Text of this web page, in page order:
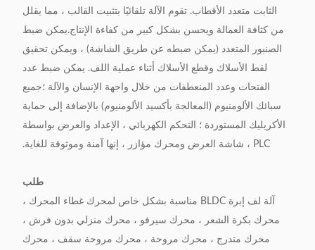
الثابت متعدد الأقطاب. تقوم الآلة تلقائيًا بتثبيت القالب ، مما يقلل
من كثافة العمالة ويحسن بشكل كبير من كفاءة الإنتاج.يمكن ضبط
الصنبور المتعدد (يمكن ضبطه عن طريق الشاشة) ، ويمكن تحقيق
لقط الأسلاك وقطع الأسلاك أثناء عملية اللف. يمكن ضبط عدد
الفتحات وعدد المنعطفات من خلال واجهة الإنسان والآلة ؛جميع
سبائك الألومنيوم (المعالجة بأكسيد الألومنيوم) بالإضافة إلى حماية
الأكريليك المستوردة ؛ التحكم الكهربائي ، الإعداد والعرض بواسطة
PLC ، شاشة العرض ومحرك مؤازر ، إنها آمنة وموثوقة للغاية.
طلب
آلة لف إبرة BLDC مناسبة بشكل خاص لمحرك غطاء المحرك ،
محرك بكرة الشعر ، محرك سيرفو ، محرك منزلي بدون فرش ،
محرك متدرج ، محرك مروحة ، محرك مروحة سقف ، محرك